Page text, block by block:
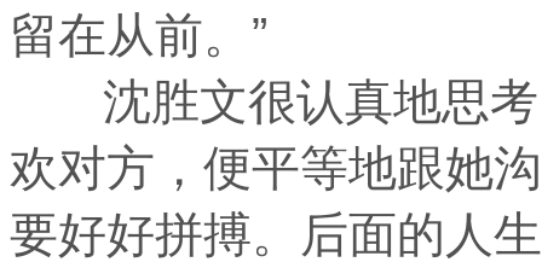
留在从前。”
沈胜文很认真地思考
欢对方，便平等地跟她
要好好拼搏。后面的人